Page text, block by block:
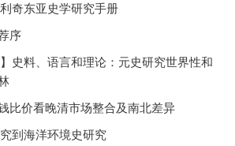
奇东亚史学研究手册
序
史料、语言和理论：元史研究世界性和
比价看晚清市场整合及南北差异
到海洋环境史研究